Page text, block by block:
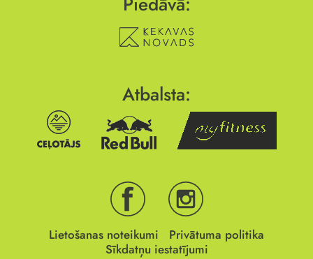
Atbalsta:
Lietošanas noteikumi
Privātuma politika
Sīkdatņu iestatījumi